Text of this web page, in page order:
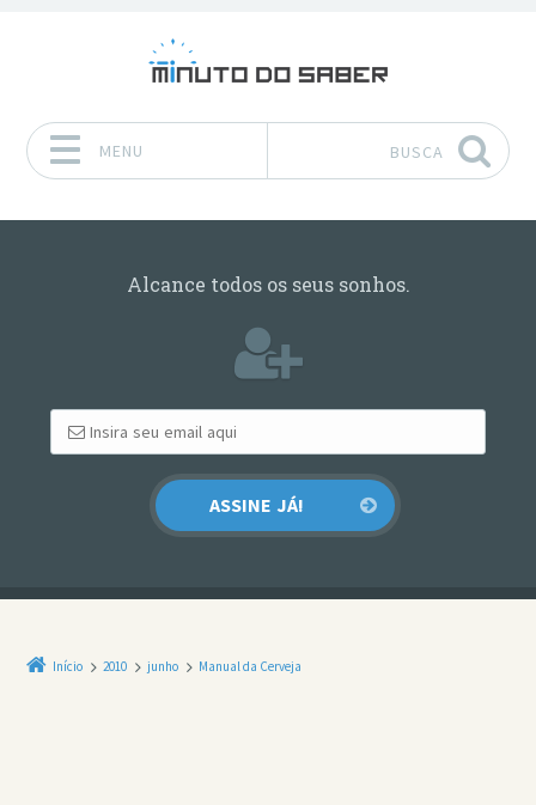
MENU BUSCA
Alcance todos os seus sonhos.
Início 2010 junho Manual da Cerveja